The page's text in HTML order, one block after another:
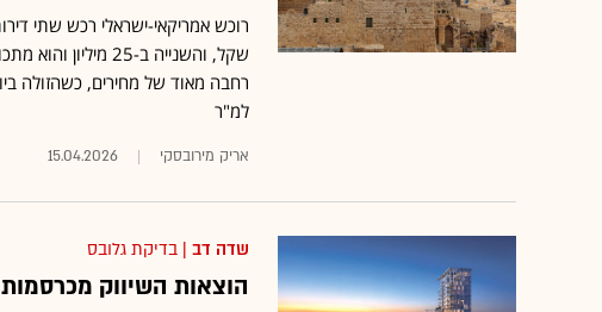
שקל, והשנייה ב-
למ"ר
אריק מירובסקי 15.04.2026
שדה דב | בדיקת גלובס
הוצאות השיווק